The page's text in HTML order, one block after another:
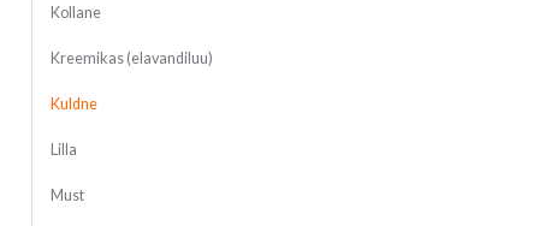
Kollane
Kreemikas (elavandiluu)
Kuldne
Lilla
Must